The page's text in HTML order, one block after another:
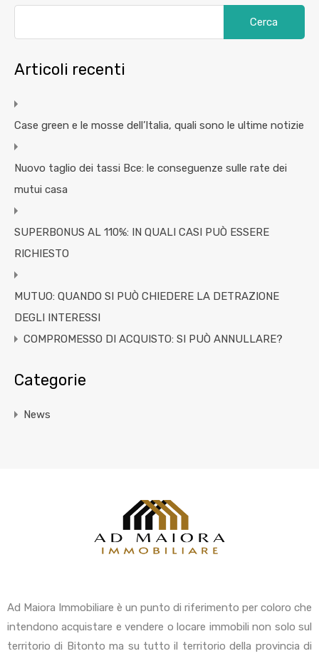
Articoli recenti
Case green e le mosse dell’Italia, quali sono le ultime notizie
Nuovo taglio dei tassi Bce: le conseguenze sulle rate dei
mutui casa
SUPERBONUS AL 110%: IN QUALI CASI PUÒ ESSERE
RICHIESTO
MUTUO: QUANDO SI PUÒ CHIEDERE LA DETRAZIONE
DEGLI INTERESSI
COMPROMESSO DI ACQUISTO: SI PUÒ ANNULLARE?
Categorie
News
Ad Maiora Immobiliare è un punto di riferimento per coloro che
intendono acquistare e vendere o locare immobili non solo sul
territorio di Bitonto ma su tutto il territorio della provincia di